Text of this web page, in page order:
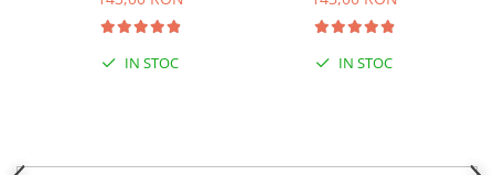
IN STOC IN STOC